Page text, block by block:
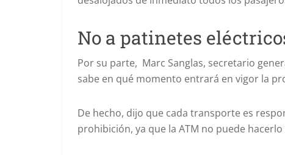
No a patinetes
Por su parte, Marc Sanglas, secretario
sabe en qué momento entrará en vigor la
De hecho, dijo que cada transporte es
prohibición, ya que la ATM no puede